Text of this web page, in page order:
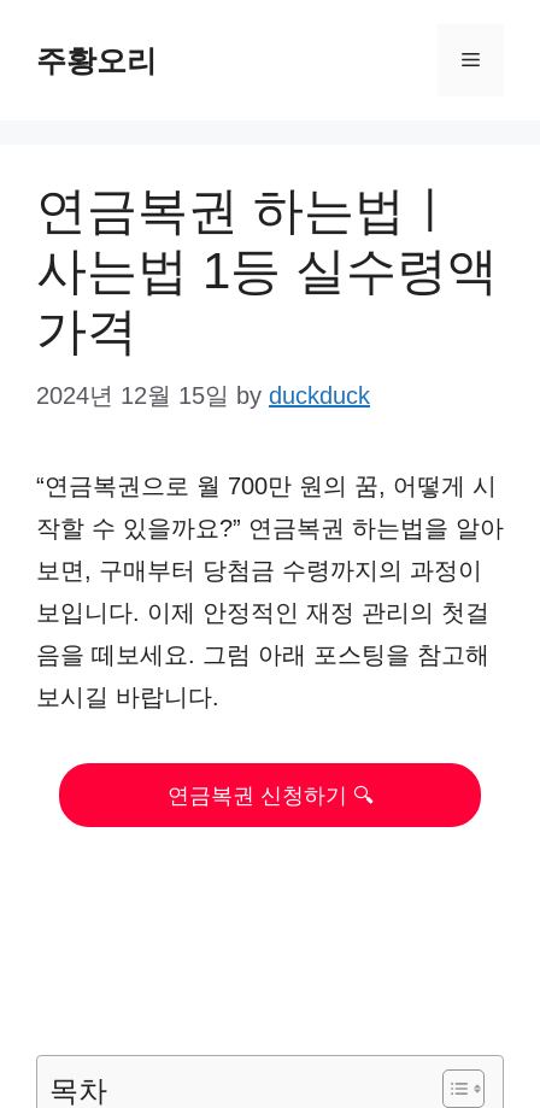
주황오리 Menu
연금복권 하는법ㅣ
사는법 1등 실수령액
가격
2024년 12월 15일 by duckduck
“연금복권으로 월 700만 원의 꿈, 어떻게 시
작할 수 있을까요?” 연금복권 하는법을 알아
보면, 구매부터 당첨금 수령까지의 과정이
보입니다. 이제 안정적인 재정 관리의 첫걸
음을 떼보세요. 그럼 아래 포스팅을 참고해
보시길 바랍니다.
연금복권 신청하기 🔍
목차